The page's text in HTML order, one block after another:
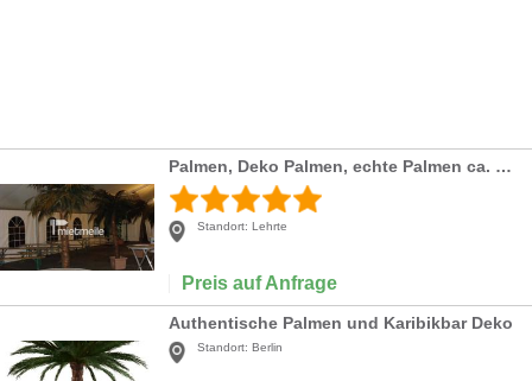
Palmen, Deko Palmen, echte Palmen ca. 2 -3 m groß
Standort: Lehrte
Preis auf Anfrage
Authentische Palmen und Karibikbar Deko
Standort: Berlin